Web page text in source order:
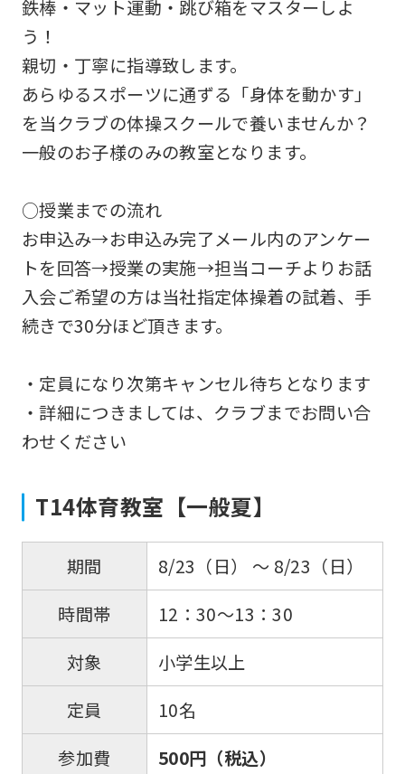
鉄棒・マット運動・跳び箱をマスターしよ
う！
親切・丁寧に指導致します。
あらゆるスポーツに通ずる「身体を動かす」
を当クラブの体操スクールで養いませんか？
一般のお子様のみの教室となります。
○授業までの流れ
お申込み→お申込み完了メール内のアンケー
トを回答→授業の実施→担当コーチよりお話
入会ご希望の方は当社指定体操着の試着、手
続きで30分ほど頂きます。
・定員になり次第キャンセル待ちとなります
・詳細につきましては、クラブまでお問い合
わせください
T14体育教室【一般夏】
期間
8/23（日） 〜 8/23（日）
時間帯
12：30～13：30
対象
小学生以上
定員
10名
参加費
500円（税込）
For
foreigners
Central
Sports
official
website
automatically
translated